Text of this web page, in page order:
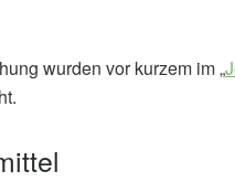
wurden vor kurzem im „